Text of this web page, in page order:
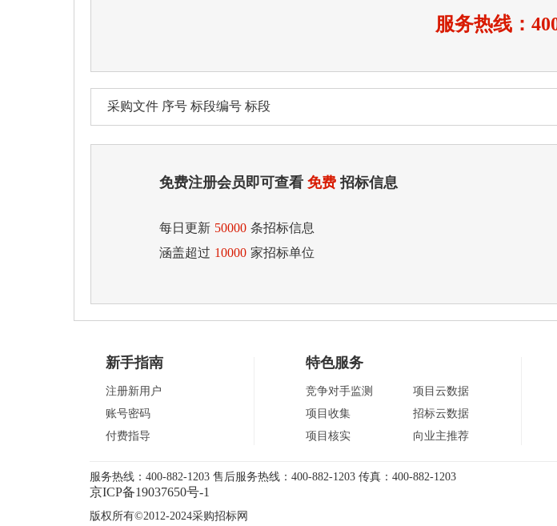
服务热线：
采购文件 序号 标段编号 标段
免费注册会员即可查看 免费 招标信息
每日更新 50000 条招标信息
涵盖超过 10000 家招标单位
新手指南
注册新用户
账号密码
付费指导
特色服务
竞争对手监测
项目收集
项目核实
项目云数据
招标云数据
向业主推荐
服务热线：400-882-1203 售后服务热线：400-882-1203 传真：400-882-1203
京ICP备19037650号-1
版权所有©2012-2024采购招标网